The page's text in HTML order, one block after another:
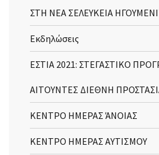
ΣΤΗ ΝΕΑ ΣΕΛΕΥΚΕΙΑ
Εκδηλώσεις
ΕΣΤΙΑ 2021: ΣΤΕΓΑΣΤΙΚΟ
ΑΙΤΟΥΝΤΕΣ ΔΙΕΘΝΗ
ΚΕΝΤΡΟ ΗΜΕΡΑΣ ΆΝΟΙΑΣ
ΚΕΝΤΡΟ ΗΜΕΡΑΣ ΑΥΤΙΣΜΟΥ